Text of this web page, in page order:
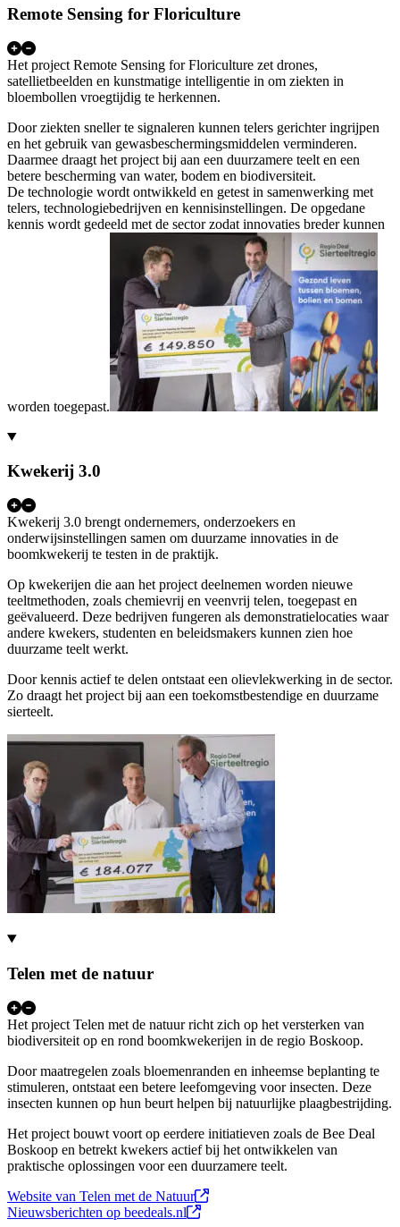
Remote Sensing for Floriculture
Het project Remote Sensing for Floriculture zet drones,
satellietbeelden en kunstmatige intelligentie in om ziekten in
bloembollen vroegtijdig te herkennen.
Door ziekten sneller te signaleren kunnen telers gerichter ingrijpen
en het gebruik van gewasbeschermingsmiddelen verminderen.
Daarmee draagt het project bij aan een duurzamere teelt en een
betere bescherming van water, bodem en biodiversiteit.
De technologie wordt ontwikkeld en getest in samenwerking met
telers, technologiebedrijven en kennisinstellingen. De opgedane
kennis wordt gedeeld met de sector zodat innovaties breder kunnen
worden toegepast.
Kwekerij 3.0
Kwekerij 3.0 brengt ondernemers, onderzoekers en
onderwijsinstellingen samen om duurzame innovaties in de
boomkwekerij te testen in de praktijk.
Op kwekerijen die aan het project deelnemen worden nieuwe
teeltmethoden, zoals chemievrij en veenvrij telen, toegepast en
geëvalueerd. Deze bedrijven fungeren als demonstratielocaties waar
andere kwekers, studenten en beleidsmakers kunnen zien hoe
duurzame teelt werkt.
Door kennis actief te delen ontstaat een olievlekwerking in de sector.
Zo draagt het project bij aan een toekomstbestendige en duurzame
sierteelt.
Telen met de natuur
Het project Telen met de natuur richt zich op het versterken van
biodiversiteit op en rond boomkwekerijen in de regio Boskoop.
Door maatregelen zoals bloemenranden en inheemse beplanting te
stimuleren, ontstaat een betere leefomgeving voor insecten. Deze
insecten kunnen op hun beurt helpen bij natuurlijke plaagbestrijding.
Het project bouwt voort op eerdere initiatieven zoals de Bee Deal
Boskoop en betrekt kwekers actief bij het ontwikkelen van
praktische oplossingen voor een duurzamere teelt.
Website van Telen met de Natuur
(Deze link opent in een nieuw
Nieuwsberichten op beedeals.nl
(Deze link opent in een nieuw